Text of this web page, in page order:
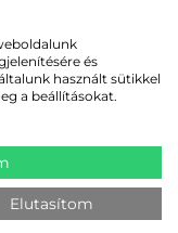
és
használt sütikkel
a beállításokat.
Elutasítom